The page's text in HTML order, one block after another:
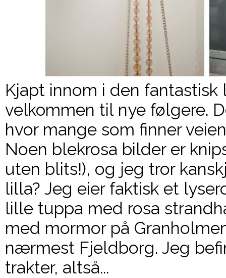
Kjapt innom i den fantastisk
velkommen til nye følgere.
hvor mange som finner
Noen blekrosa bilder er
uten blits!), og jeg tror
lilla? Jeg eier faktisk et
lille tuppa med rosa
med mormor på
nærmest Fjeldborg. Jeg
trakter, altså...